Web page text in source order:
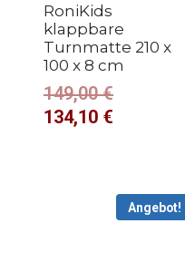
RoniKids
klappbare
Turnmatte 210 x
100 x 8 cm
149,00€
134,10 €
Angebot!